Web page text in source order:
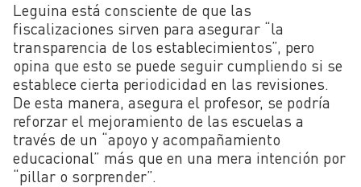
Leguina está consciente de que las
fiscalizaciones sirven para asegurar “la
transparencia de los establecimientos”, pero
opina que esto se puede seguir cumpliendo si se
establece cierta periodicidad en las revisiones.
De esta manera, asegura el profesor, se podría
reforzar el mejoramiento de las escuelas a
través de un “apoyo y acompañamiento
educacional” más que en una mera intención por
“pillar o sorprender”.